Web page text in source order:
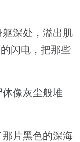
深处，溢出肌
闪电，把那些
像灰尘般堆
片黑色的深海